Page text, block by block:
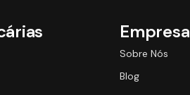
Empresa
Sobre Nós
Blog